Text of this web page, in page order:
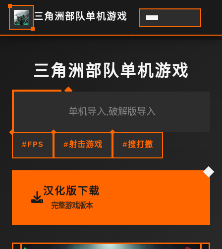
三角洲部队单机游戏
三角洲部队单机游戏
单机导入,破解版导入
#FPS #射击游戏 #搜打撤
汉化版下载
完整游戏版本